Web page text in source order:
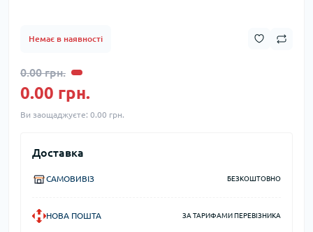
Немає в наявності
0.00 грн.
0.00 грн.
Ви заощаджуєте: 0.00 грн.
Доставка
САМОВИВІЗ БЕЗКОШТОВНО
НОВА ПОШТА ЗА ТАРИФАМИ ПЕРЕВІЗНИКА